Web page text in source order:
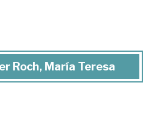
Roch, María Teresa